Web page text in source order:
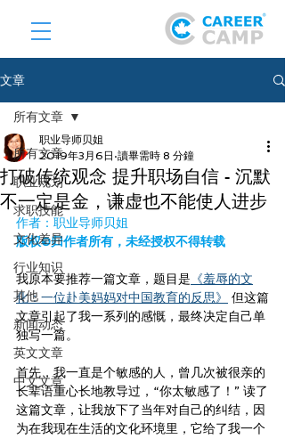
文章
所有文章
职业规划
求职技能
文化差异
行业知识
其他
新闻动态
英文文章
中文文章
所有文章
打破传统观念 提升职场自信 - 沉默
不一定是金，谦虚也不能使人进步
职业导师贝姐
2019年3月6日 讀畢需時 8 分鐘
作者：职业导师贝姐
版权©️归作者所有，未经授权不得转载
我原本要推荐一篇文章，题目是 《羞辱的文
化：一位赴美妈妈对中国教育的反思》
但这篇
文章引起了我一系列的感慨，最终决定自己单
独写一篇。
首先，我一直是个敏感的人，曾几次被很亲的
长辈语重心长地教导过，“你太敏感了！” 读了
这篇文章，让我放下了当年对自己的纠结，因
为在我现在生活的文化环境里，它给了我一个